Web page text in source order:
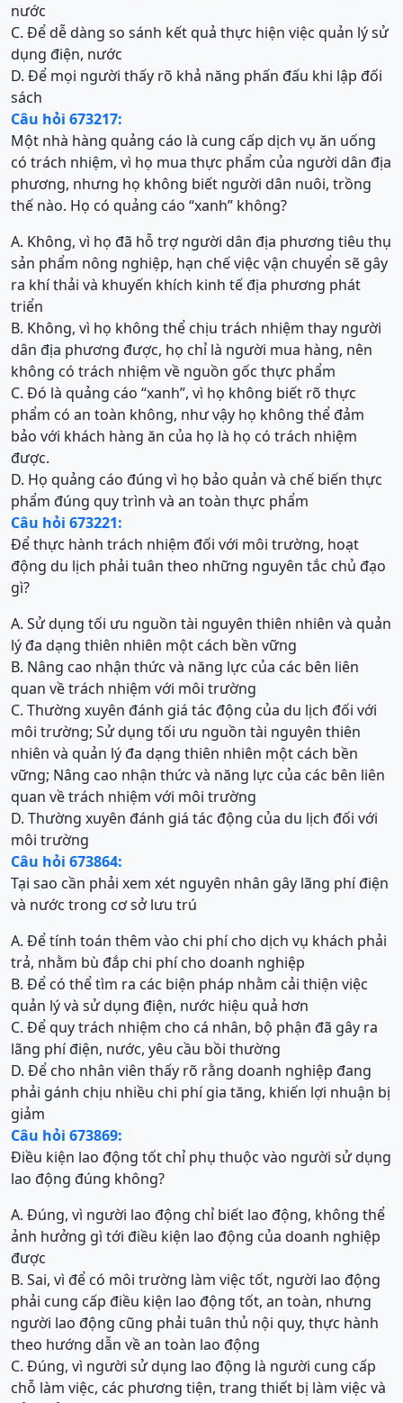
nước
C. Để dễ dàng so sánh kết quả thực hiện việc quản lý sử
dụng điện, nước
D. Để mọi người thấy rõ khả năng phấn đấu khi lập đối
sách
Câu hỏi 673217:
Một nhà hàng quảng cáo là cung cấp dịch vụ ăn uống
có trách nhiệm, vì họ mua thực phẩm của người dân địa
phương, nhưng họ không biết người dân nuôi, trồng
thế nào. Họ có quảng cáo “xanh” không?
A. Không, vì họ đã hỗ trợ người dân địa phương tiêu thụ
sản phẩm nông nghiệp, hạn chế việc vận chuyển sẽ gây
ra khí thải và khuyến khích kinh tế địa phương phát
triển
B. Không, vì họ không thể chịu trách nhiệm thay người
dân địa phương được, họ chỉ là người mua hàng, nên
không có trách nhiệm về nguồn gốc thực phẩm
C. Đó là quảng cáo “xanh”, vì họ không biết rõ thực
phẩm có an toàn không, như vậy họ không thể đảm
bảo với khách hàng ăn của họ là họ có trách nhiệm
được.
D. Họ quảng cáo đúng vì họ bảo quản và chế biến thực
phẩm đúng quy trình và an toàn thực phẩm
Câu hỏi 673221:
Để thực hành trách nhiệm đối với môi trường, hoạt
động du lịch phải tuân theo những nguyên tắc chủ đạo
gì?
A. Sử dụng tối ưu nguồn tài nguyên thiên nhiên và quản
lý đa dạng thiên nhiên một cách bền vững
B. Nâng cao nhận thức và năng lực của các bên liên
quan về trách nhiệm với môi trường
C. Thường xuyên đánh giá tác động của du lịch đối với
môi trường; Sử dụng tối ưu nguồn tài nguyên thiên
nhiên và quản lý đa dạng thiên nhiên một cách bền
vững; Nâng cao nhận thức và năng lực của các bên liên
quan về trách nhiệm với môi trường
D. Thường xuyên đánh giá tác động của du lịch đối với
môi trường
Câu hỏi 673864:
Tại sao cần phải xem xét nguyên nhân gây lãng phí điện
và nước trong cơ sở lưu trú
A. Để tính toán thêm vào chi phí cho dịch vụ khách phải
trả, nhằm bù đắp chi phí cho doanh nghiệp
B. Để có thể tìm ra các biện pháp nhằm cải thiện việc
quản lý và sử dụng điện, nước hiệu quả hơn
C. Để quy trách nhiệm cho cá nhân, bộ phận đã gây ra
lãng phí điện, nước, yêu cầu bồi thường
D. Để cho nhân viên thấy rõ rằng doanh nghiệp đang
phải gánh chịu nhiều chi phí gia tăng, khiến lợi nhuận bị
giảm
Câu hỏi 673869:
Điều kiện lao động tốt chỉ phụ thuộc vào người sử dụng
lao động đúng không?
A. Đúng, vì người lao động chỉ biết lao động, không thể
ảnh hưởng gì tới điều kiện lao động của doanh nghiệp
được
B. Sai, vì để có môi trường làm việc tốt, người lao động
phải cung cấp điều kiện lao động tốt, an toàn, nhưng
người lao động cũng phải tuân thủ nội quy, thực hành
theo hướng dẫn về an toàn lao động
C. Đúng, vì người sử dụng lao động là người cung cấp
chỗ làm việc, các phương tiện, trang thiết bị làm việc và